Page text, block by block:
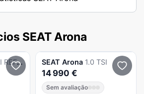
SEAT Arona
6v SEAT Arona 1.0 TSI
14 990 €
Sem avaliação